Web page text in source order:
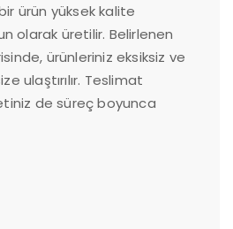
ürün yüksek kalite
olarak üretilir. Belirlenen
ürünleriniz eksiksiz ve
ulaştırılır. Teslimat
de süreç boyunca